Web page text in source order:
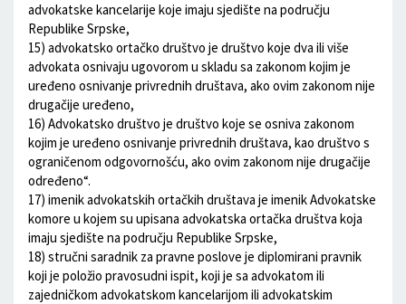
advokatske kancelarije koje imaju sjedište na području
Republike Srpske,
15) advokatsko ortačko društvo je društvo koje dva ili više
advokata osnivaju ugovorom u skladu sa zakonom kojim je
uređeno osnivanje privrednih društava, ako ovim zakonom nije
drugačije uređeno,
16) Advokatsko društvo je društvo koje se osniva zakonom
kojim je uređeno osnivanje privrednih društava, kao društvo s
ograničenom odgovornošću, ako ovim zakonom nije drugačije
određeno“.
17) imenik advokatskih ortačkih društava je imenik Advokatske
komore u kojem su upisana advokatska ortačka društva koja
imaju sjedište na području Republike Srpske,
18) stručni saradnik za pravne poslove je diplomirani pravnik
koji je položio pravosudni ispit, koji je sa advokatom ili
zajedničkom advokatskom kancelarijom ili advokatskim